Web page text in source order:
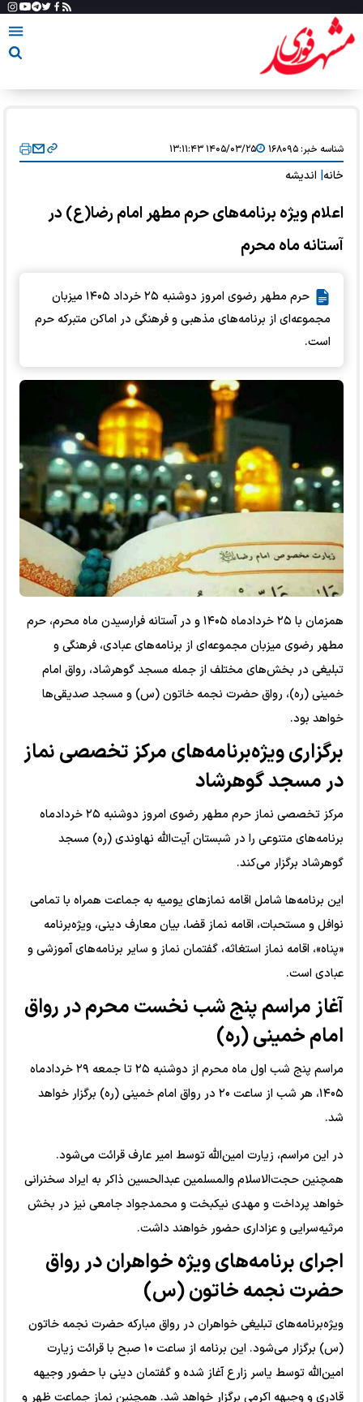
شناسه خبر:۱۶۸۰۹۵ ۱۴۰۵/۰۳/۲۵ ۱۳:۱۱:۴۳
خانه اندیشه
اعلام ویژه برنامه‌های حرم مطهر امام رضا(ع) در
آستانه ماه محرم
حرم مطهر رضوی امروز دوشنبه ۲۵ خرداد ۱۴۰۵ میزبان
مجموعه‌ای از برنامه‌های مذهبی و فرهنگی در اماکن متبرکه حرم
است.
همزمان با ۲۵ خردادماه ۱۴۰۵ و در آستانه فرارسیدن ماه محرم، حرم
مطهر رضوی میزبان مجموعه‌ای از برنامه‌های عبادی، فرهنگی و
تبلیغی در بخش‌های مختلف از جمله مسجد گوهرشاد، رواق امام
خمینی (ره)، رواق حضرت نجمه خاتون (س) و مسجد صدیقی‌ها
خواهد بود.
برگزاری ویژه‌برنامه‌های مرکز تخصصی نماز
در مسجد گوهرشاد
مرکز تخصصی نماز حرم مطهر رضوی امروز دوشنبه ۲۵ خردادماه
برنامه‌های متنوعی را در شبستان آیت‌الله نهاوندی (ره) مسجد
گوهرشاد برگزار می‌کند.
این برنامه‌ها شامل اقامه نماز‌های یومیه به جماعت همراه با تمامی
نوافل و مستحبات، اقامه نماز قضا، بیان معارف دینی، ویژه‌برنامه
«پناه»، اقامه نماز استغاثه، گفتمان نماز و سایر برنامه‌های آموزشی و
عبادی است.
آغاز مراسم پنج شب نخست محرم در رواق
امام خمینی (ره)
مراسم پنج شب اول ماه محرم از دوشنبه ۲۵ تا جمعه ۲۹ خردادماه
۱۴۰۵، هر شب از ساعت ۲۰ در رواق امام خمینی (ره) برگزار خواهد
شد.
در این مراسم، زیارت امین‌الله توسط امیر عارف قرائت می‌شود.
همچنین حجت‌الاسلام والمسلمین عبدالحسین ذاکر به ایراد سخنرانی
خواهد پرداخت و مهدی نیکبخت و محمدجواد جامعی نیز در بخش
مرثیه‌سرایی و عزاداری حضور خواهند داشت.
اجرای برنامه‌های ویژه خواهران در رواق
حضرت نجمه خاتون (س)
ویژه‌برنامه‌های تبلیغی خواهران در رواق مبارکه حضرت نجمه خاتون
(س) برگزار می‌شود. این برنامه از ساعت ۱۰ صبح با قرائت زیارت
امین‌الله توسط یاسر زارع آغاز شده و گفتمان دینی با حضور وجیهه
قادری و وجیهه اکرمی برگزار خواهد شد. همچنین نماز جماعت ظهر و